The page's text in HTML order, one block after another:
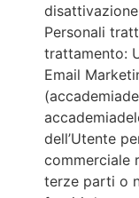
Personali
trattamento:
Email
dell’Utente
commerciale
terze parti o